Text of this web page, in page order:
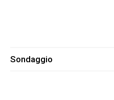
Sondaggio